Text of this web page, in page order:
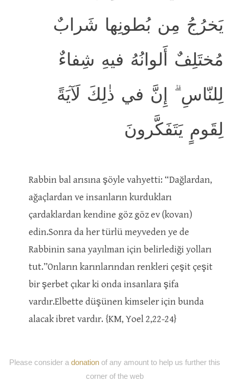
يَخرُجُ مِن بُطونِها شَرابٌ
مُختَلِفٌ أَلوانُهُ فيهِ شِفاءٌ
لِلنّاسِ ۗ إِنَّ في ذٰلِكَ لَآيَةً
لِقَومٍ يَتَفَكَّرونَ
Rabbin bal arısına şöyle vahyetti: “Dağlardan,
ağaçlardan ve insanların kurdukları
çardaklardan kendine göz göz ev (kovan)
edin.Sonra da her türlü meyveden ye de
Rabbinin sana yayılman için belirlediği yolları
tut.”Onların karınlarından renkleri çeşit çeşit
bir şerbet çıkar ki onda insanlara şifa
vardır.Elbette düşünen kimseler için bunda
alacak ibret vardır. {KM, Yoel 2,22-24}
Please consider a donationof any amount to help us further this
corner of the web